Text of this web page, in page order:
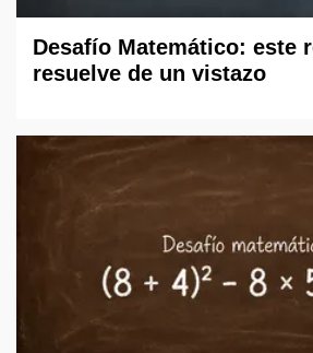
Desafío Matemático: este
resuelve de un vistazo